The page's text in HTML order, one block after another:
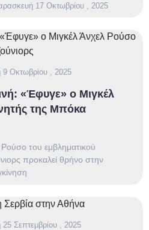
17 Οκτωβρίου , 2025
9 Οκτωβρίου , 2025
«Έφυγε» ο Μιγκέλ
της Μπόκα
του εμβληματικού
προκαλεί θρήνο στην
25 Σεπτεμβρίου , 2025